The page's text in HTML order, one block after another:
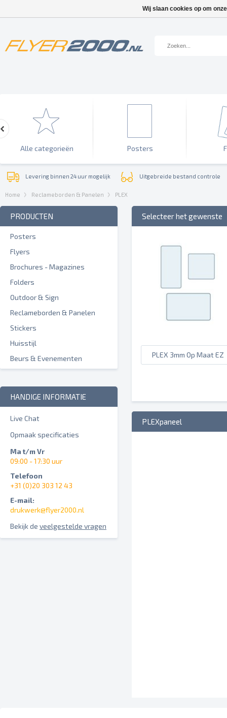
Alle categorieën Posters
Levering binnen 24 uur mogelijk Uitgebreide bestand controle
Home Reclameborden & Panelen PLEX
PRODUCTEN
Posters
Flyers
Brochures - Magazines
Folders
Outdoor & Sign
Reclameborden & Panelen
Stickers
Huisstijl
Beurs & Evenementen
HANDIGE INFORMATIE
Live Chat
Opmaak specificaties
Ma t/m Vr
09:00 - 17:30 uur
Telefoon
+31 (0)20 303 12 43
E-mail:
drukwerk@flyer2000.nl
Bekijk de veelgestelde vragen
Selecteer het gewenste
PLEX 3mm Op Maat EZ
PLEXpaneel
Wij slaan cookies op om